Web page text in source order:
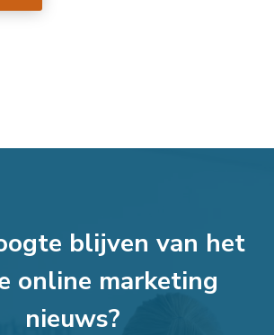
blijven van het
online marketing
nieuws?